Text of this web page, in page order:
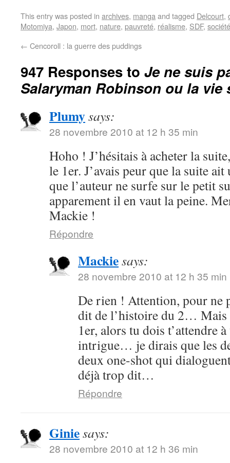
This entry was posted in archives, manga and tagged Delcourt,
Motomiya, Japon, mort, nature, pauvreté, réalisme, SDF, société
← Cencoroll : la guerre des puddings
947 Responses to Je ne suis
Salaryman Robinson ou la vie
Plumysays:
28 novembre 2010 at 12 h 35 min
Hoho ! J’hésitais à acheter la
le 1er. J’avais peur que la suite
que l’auteur ne surfe sur le petit
apparement il en vaut la peine.
Mackie !
Répondre
Mackiesays:
28 novembre 2010 at 12 h 35 min
De rien ! Attention, pour ne
dit de l’histoire du 2… Mais
1er, alors tu dois t’attendre
intrigue… je dirais que les
deux one-shot qui
déjà trop dit…
Répondre
Giniesays:
28 novembre 2010 at 12 h 36 min